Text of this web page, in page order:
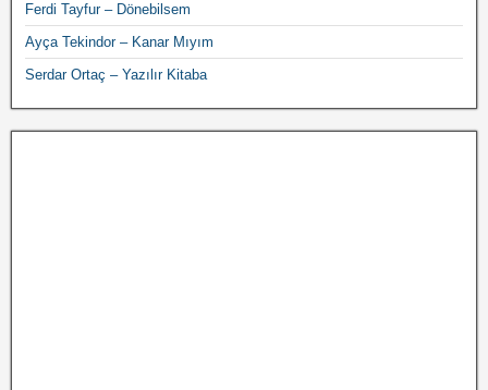
Ferdi Tayfur – Dönebilsem
Ayça Tekindor – Kanar Mıyım
Serdar Ortaç – Yazılır Kitaba